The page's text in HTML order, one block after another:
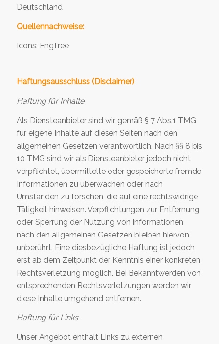
Deutschland
Quellennachweise:
Icons: PngTree
Haftungsausschluss (Disclaimer)
Haftung für Inhalte
Als Diensteanbieter sind wir gemäß § 7 Abs.1 TMG
für eigene Inhalte auf diesen Seiten nach den
allgemeinen Gesetzen verantwortlich. Nach §§ 8 bis
10 TMG sind wir als Diensteanbieter jedoch nicht
verpflichtet, übermittelte oder gespeicherte fremde
Informationen zu überwachen oder nach
Umständen zu forschen, die auf eine rechtswidrige
Tätigkeit hinweisen. Verpflichtungen zur Entfernung
oder Sperrung der Nutzung von Informationen
nach den allgemeinen Gesetzen bleiben hiervon
unberührt. Eine diesbezügliche Haftung ist jedoch
erst ab dem Zeitpunkt der Kenntnis einer konkreten
Rechtsverletzung möglich. Bei Bekanntwerden von
entsprechenden Rechtsverletzungen werden wir
diese Inhalte umgehend entfernen.
Haftung für Links
Unser Angebot enthält Links zu externen